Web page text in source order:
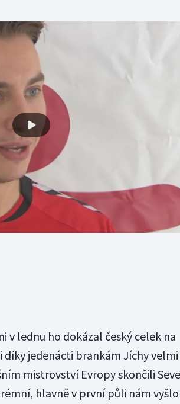
v lednu ho dokázal český celek na
jedenácti brankám Jíchy velmi
mistrovství Evropy skončili
hlavně v první půli nám vyšlo